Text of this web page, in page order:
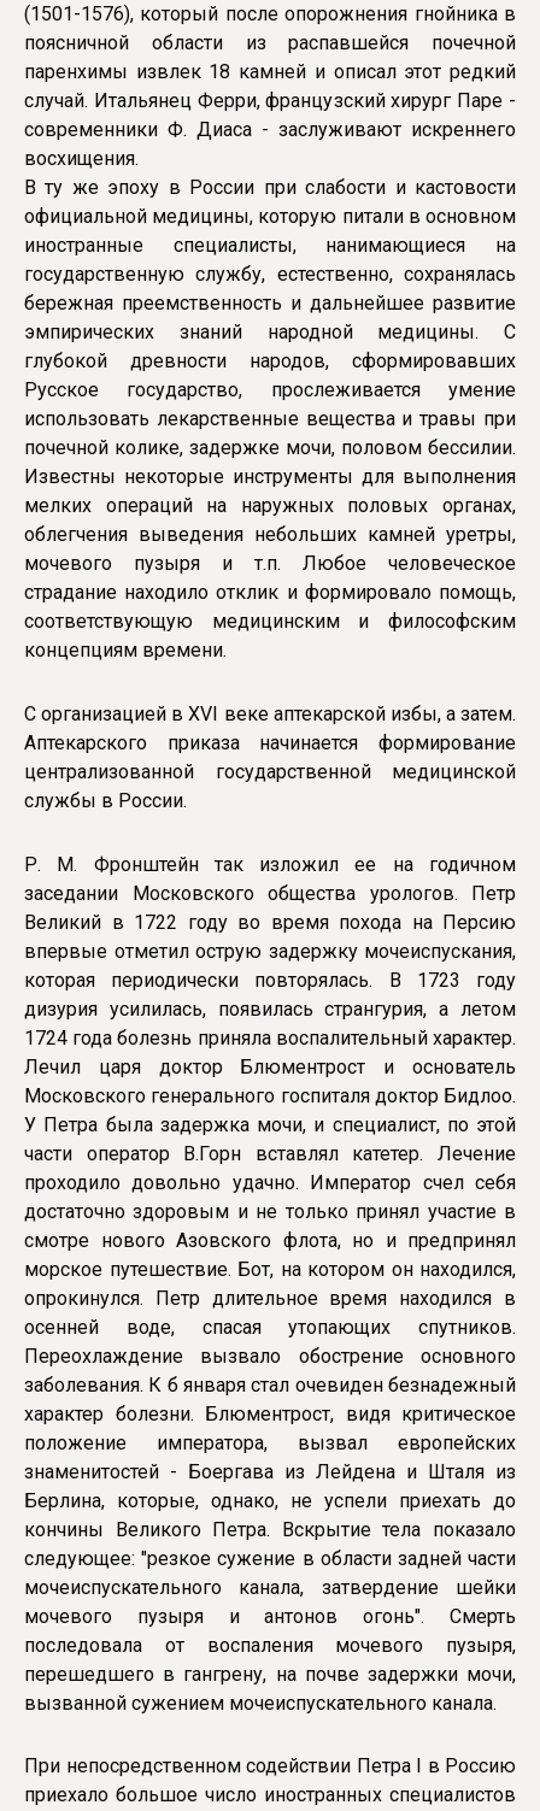
(1501-1576), который после опорожнения гнойника в
поясничной области из распавшейся почечной
паренхимы извлек 18 камней и описал этот редкий
случай. Итальянец Ферри, французский хирург Паре -
современники Ф. Диаса - заслуживают искреннего
восхищения.
В ту же эпоху в России при слабости и кастовости
официальной медицины, которую питали в основном
иностранные специалисты, нанимающиеся на
государственную службу, естественно, сохранялась
бережная преемственность и дальнейшее развитие
эмпирических знаний народной медицины. С
глубокой древности народов, сформировавших
Русское государство, прослеживается умение
использовать лекарственные вещества и травы при
почечной колике, задержке мочи, половом бессилии.
Известны некоторые инструменты для выполнения
мелких операций на наружных половых органах,
облегчения выведения небольших камней уретры,
мочевого пузыря и т.п. Любое человеческое
страдание находило отклик и формировало помощь,
соответствующую медицинским и философским
концепциям времени.
С организацией в XVI веке аптекарской избы, а затем.
Аптекарского приказа начинается формирование
централизованной государственной медицинской
службы в России.
Р. М. Фронштейн так изложил ее на годичном
заседании Московского общества урологов. Петр
Великий в 1722 году во время похода на Персию
впервые отметил острую задержку мочеиспускания,
которая периодически повторялась. В 1723 году
дизурия усилилась, появилась странгурия, а летом
1724 года болезнь приняла воспалительный характер.
Лечил царя доктор Блюментрост и основатель
Московского генерального госпиталя доктор Бидлоо.
У Петра была задержка мочи, и специалист, по этой
части оператор В.Горн вставлял катетер. Лечение
проходило довольно удачно. Император счел себя
достаточно здоровым и не только принял участие в
смотре нового Азовского флота, но и предпринял
морское путешествие. Бот, на котором он находился,
опрокинулся. Петр длительное время находился в
осенней воде, спасая утопающих спутников.
Переохлаждение вызвало обострение основного
заболевания. К б января стал очевиден безнадежный
характер болезни. Блюментрост, видя критическое
положение императора, вызвал европейских
знаменитостей - Боергава из Лейдена и Шталя из
Берлина, которые, однако, не успели приехать до
кончины Великого Петра. Вскрытие тела показало
следующее: "резкое сужение в области задней части
мочеиспускательного канала, затвердение шейки
мочевого пузыря и антонов огонь". Смерть
последовала от воспаления мочевого пузыря,
перешедшего в гангрену, на почве задержки мочи,
вызванной сужением мочеиспускательного канала.
При непосредственном содействии Петра I в Россию
приехало большое число иностранных специалистов